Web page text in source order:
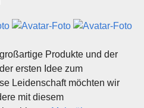
Produkte und der
ersten Idee zum
Leidenschaft möchten wir
mit diesem